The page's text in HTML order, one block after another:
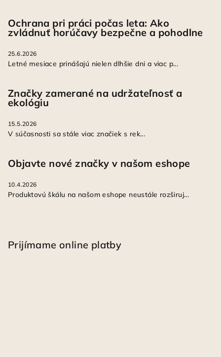
Ochrana pri práci počas leta: Ako
zvládnuť horúčavy bezpečne a pohodlne
25.6.2026
Letné mesiace prinášajú nielen dlhšie dni a viac p...
Značky zamerané na udržateľnosť a
ekológiu
15.5.2026
V súčasnosti sa stále viac značiek s rek...
Objavte nové značky v našom eshope
10.4.2026
Produktovú škálu na našom eshope neustále rozširuj...
Prijímame online platby